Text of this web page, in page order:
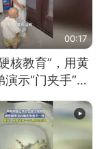
00:17
核教育”，用黄
演示“门夹手”，
然言传不如身